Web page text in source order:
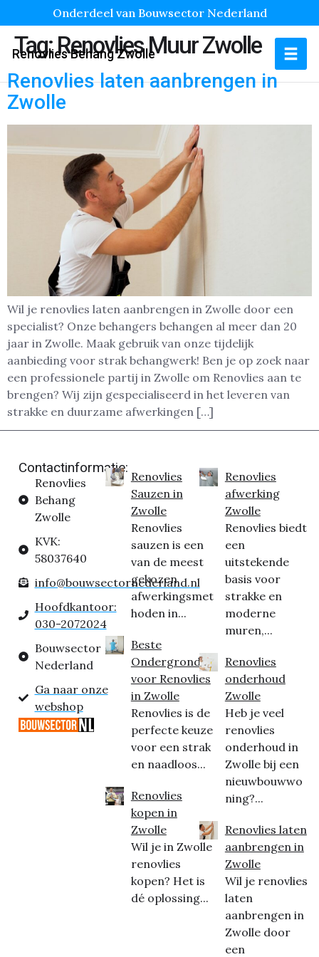
Onderdeel van Bouwsector Nederland
Renovlies Behang Zwolle
Tag:Renovlies Muur Zwolle
Renovlies laten aanbrengen in
Zwolle
Wil je renovlies laten aanbrengen in Zwolle door een
specialist? Onze behangers behangen al meer dan 20
jaar in Zwolle. Maak gebruik van onze tijdelijk
aanbieding voor strak behangwerk! Ben je op zoek naar
een professionele partij in Zwolle om Renovlies aan te
brengen? Wij zijn gespecialiseerd in het leveren van
strakke en duurzame afwerkingen […]
Contactinformatie:
Renovlies
Behang
Zwolle
KVK:
58037640
info@bouwsectornederland.nl
Hoofdkantoor:
030-2072024
Bouwsector
Nederland
Ga naar onze
webshop
Renovlies
Sauzen in
Zwolle
Renovlies
sauzen is een
van de meest
gekozen
afwerkingsmet
hoden in...
Beste
Ondergrond
voor Renovlies
in Zwolle
Renovlies is de
perfecte keuze
voor een strak
en naadloos...
Renovlies
kopen in
Zwolle
Wil je in Zwolle
renovlies
kopen? Het is
dé oplossing...
Renovlies
afwerking
Zwolle
Renovlies biedt
een
uitstekende
basis voor
strakke en
moderne
muren,...
Renovlies
onderhoud
Zwolle
Heb je veel
renovlies
onderhoud in
Zwolle bij een
nieuwbouwwo
ning?...
Renovlies laten
aanbrengen in
Zwolle
Wil je renovlies
laten
aanbrengen in
Zwolle door
een